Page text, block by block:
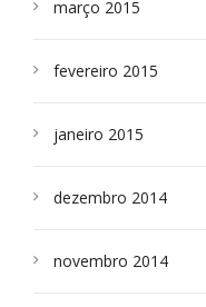
março 2015
fevereiro 2015
janeiro 2015
dezembro 2014
novembro 2014